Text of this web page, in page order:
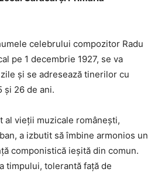
celebrului compozitor Radu
pe 1 decembrie 1927, se va
şi se adresează tinerilor cu
şi 26 de ani.
al vieţii muzicale româneşti,
a izbutit să îmbine armonios un
componistică ieşită din comun.
timpului, tolerantă faţă de